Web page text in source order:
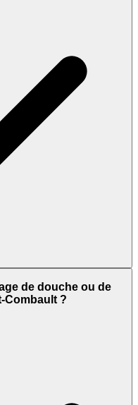
de douche ou de
Combault ?